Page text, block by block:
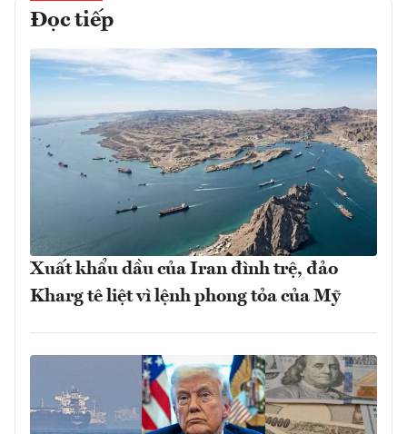
Đọc tiếp
Xuất khẩu dầu của Iran đình trệ, đảo
Kharg tê liệt vì lệnh phong tỏa của Mỹ